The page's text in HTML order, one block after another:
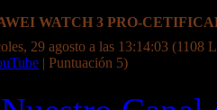
WATCH 3 PRO-
29 agosto a las 13:14:03 (1108
| Puntuación 5)